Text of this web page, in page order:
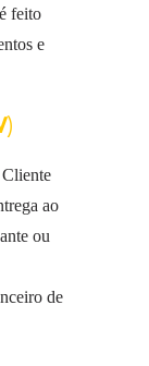
feito
e
ao
ou
de